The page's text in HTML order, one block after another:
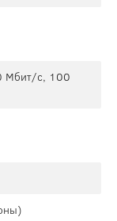
Мбит/с, 100